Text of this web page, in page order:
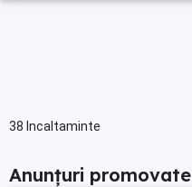
38 Incaltaminte
Anunțuri promovate